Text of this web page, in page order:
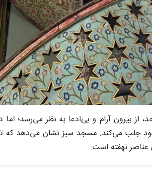
از بیرون آرام و بی‌ادعا به نظر می‌رسد؛
خود جلب می‌کند. مسجد سبز نشان می‌دهد که
نهفته است.